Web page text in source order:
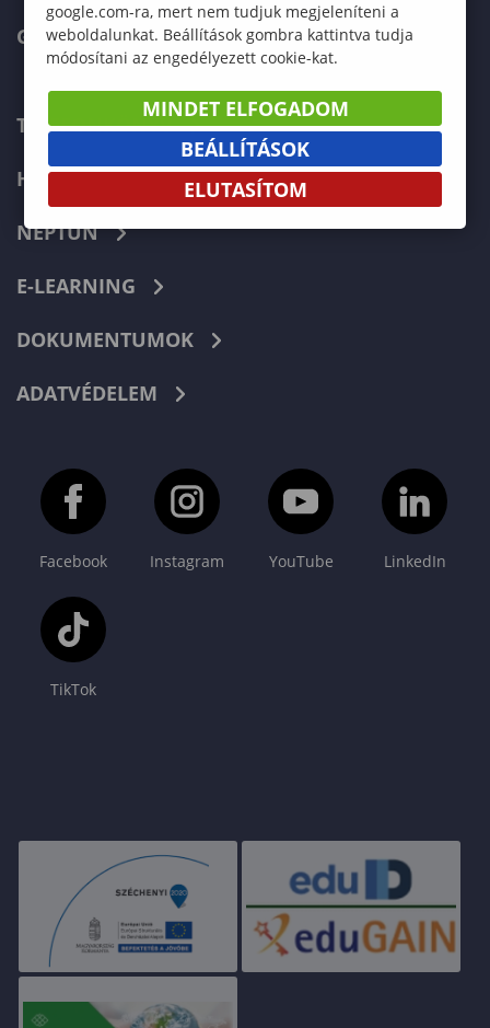
GREEN UNIVERSITY
TELEFONKÖNYV
HIBABEJELENTÉS
NEPTUN
E-LEARNING
DOKUMENTUMOK
ADATVÉDELEM
Facebook Instagram YouTube LinkedIn
TikTok
google.com-ra, mert nem tudjuk megjeleníteni a
weboldalunkat. Beállítások gombra kattintva tudja
módosítani az engedélyezett cookie-kat.
MINDET ELFOGADOM
BEÁLLÍTÁSOK
ELUTASÍTOM